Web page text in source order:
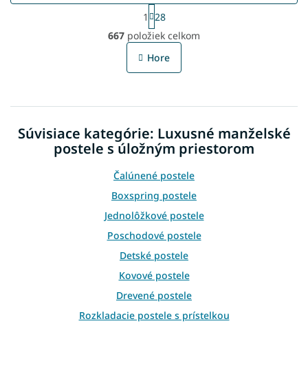
O
v
l
á
c
e
p
r
v
k
y
v
ý
p
i
s
u
S
t
r
á
n
a
e
1
28
667 položiek celkom
Hore
Súvisiace kategórie: Luxusné manželské
postele s úložným priestorom
Čalúnené postele
Boxspring postele
Jednolôžkové postele
Poschodové postele
Detské postele
Kovové postele
Drevené postele
Rozkladacie postele s prístelkou